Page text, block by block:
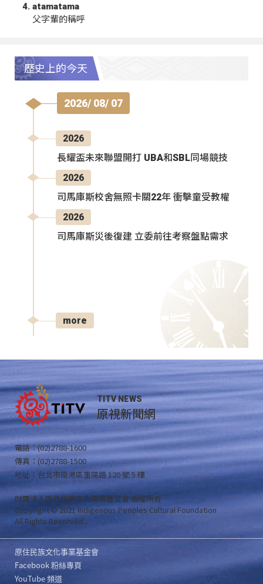
atamatama
父字輩的稱呼
歷史上的今天
2026/ 08/ 07
2026
長耀盃未來聯盟開打 UBA和SBL同場競技
2026
司馬庫斯校舍無照卡關22年 衝擊童受教權
2026
司馬庫斯災後復建 立委前往考察盤點需求
more
TITV NEWS
原視新聞網
電話：(02)2788-1600
傳真：(02)2788-1500
地址：台北市南港區重陽路 120 號 5 樓
財團法人原住民族文化事業基金會 版權所有
Copyright © 2021 Indigenous Peoples Cultural Foundation
All Rights Reserved .
原住民族文化事業基金會
Facebook 粉絲專頁
YouTube 頻道